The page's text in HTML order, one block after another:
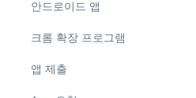
안드로이드 앱
크롬 확장 프로그램
앱 제출